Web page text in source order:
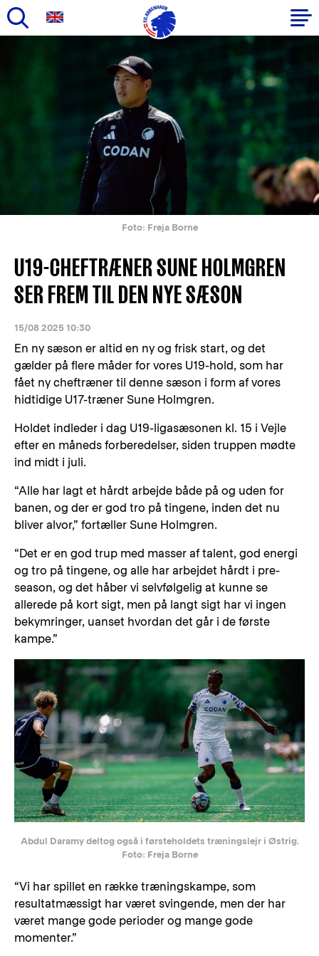
Foto: Freja Borne
U19-CHEFTRÆNER SUNE HOLMGREN
SER FREM TIL DEN NYE SÆSON
15/08 2025 10:30
En ny sæson er altid en ny og frisk start, og det
gælder på flere måder for vores U19-hold, som har
fået ny cheftræner til denne sæson i form af vores
hidtidige U17-træner Sune Holmgren.
Holdet indleder i dag U19-ligasæsonen kl. 15 i Vejle
efter en måneds forberedelser, siden truppen mødte
ind midt i juli.
“Alle har lagt et hårdt arbejde både på og uden for
banen, og der er god tro på tingene, inden det nu
bliver alvor,” fortæller Sune Holmgren.
“Det er en god trup med masser af talent, god energi
og tro på tingene, og alle har arbejdet hårdt i pre-
season, og det håber vi selvfølgelig at kunne se
allerede på kort sigt, men på langt sigt har vi ingen
bekymringer, uanset hvordan det går i de første
kampe.”
Abdul Daramy deltog også i førsteholdets træningslejr i Østrig.
Foto: Freja Borne
“Vi har spillet en række træningskampe, som
resultatmæssigt har været svingende, men der har
været mange gode perioder og mange gode
momenter.”